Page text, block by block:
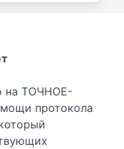
на ТОЧНОЕ-
протокола